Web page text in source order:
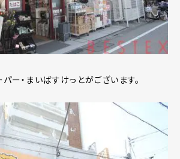
ー・まいばすけっとがございます。